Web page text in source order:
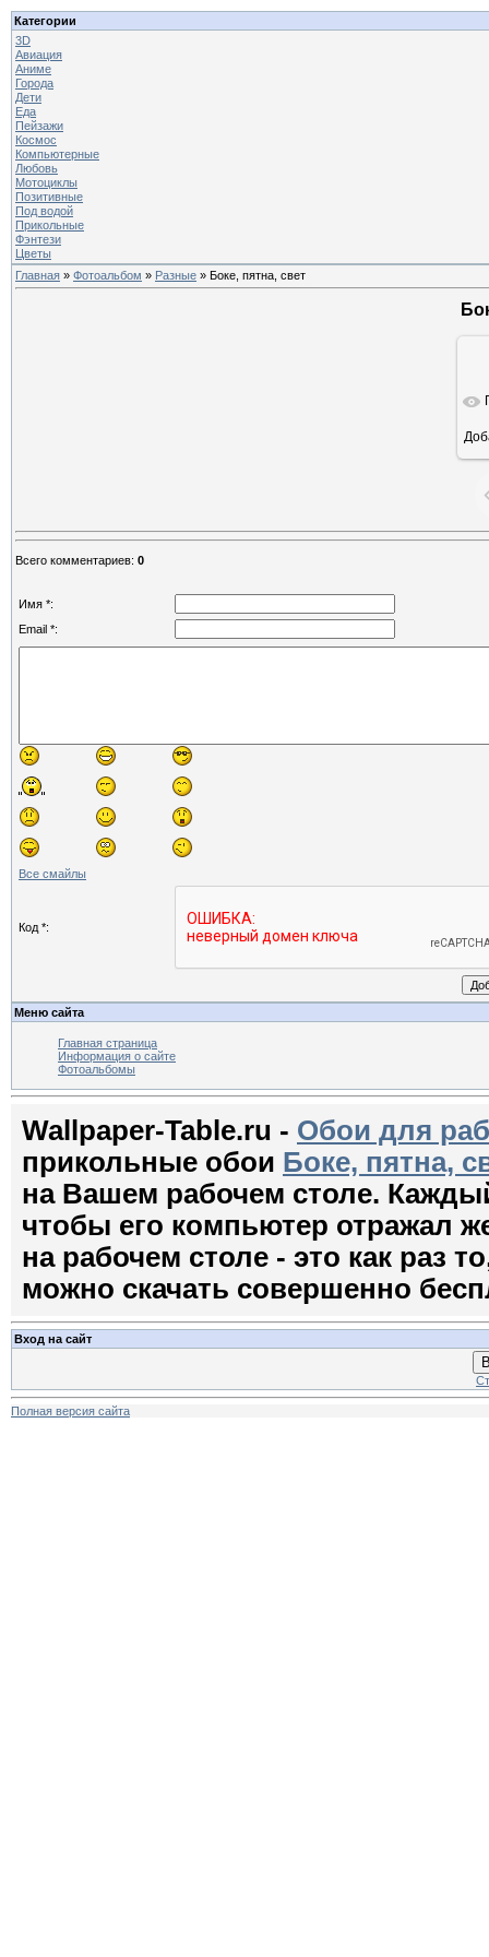
Категории
3D
Авиация
Аниме
Города
Дети
Еда
Пейзажи
Космос
Компьютерные
Любовь
Мотоциклы
Позитивные
Под водой
Прикольные
Фэнтези
Цветы
Главная » Фотоальбом » Разные » Боке, пятна, свет
Всего комментариев: 0
Имя *:
Email *:
Все смайлы
Код *:
Меню сайта
Главная страница
Информация о сайте
Фотоальбомы
Wallpaper-Table.ru - Обои для
прикольные обои Боке, пятна,
на Вашем рабочем столе.
чтобы его компьютер отражал
на рабочем столе - это как раз
можно скачать совершенно
Вход на сайт
Полная версия сайта